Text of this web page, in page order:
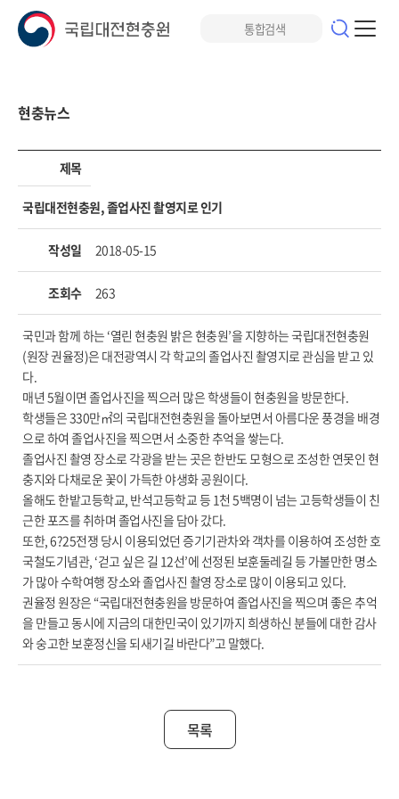
현충뉴스
제목
국립대전현충원, 졸업사진 촬영지로 인기
작성일 2018-05-15
조회수 263
국민과 함께 하는 ‘열린 현충원 밝은 현충원’을 지향하는 국립대전현충원
(원장 권율정)은 대전광역시 각 학교의 졸업사진 촬영지로 관심을 받고 있
다.
매년 5월이면 졸업사진을 찍으러 많은 학생들이 현충원을 방문한다.
학생들은 330만㎡의 국립대전현충원을 돌아보면서 아름다운 풍경을 배경
으로 하여 졸업사진을 찍으면서 소중한 추억을 쌓는다.
졸업사진 촬영 장소로 각광을 받는 곳은 한반도 모형으로 조성한 연못인 현
충지와 다채로운 꽃이 가득한 야생화 공원이다.
올해도 한밭고등학교, 반석고등학교 등 1천 5백명이 넘는 고등학생들이 친
근한 포즈를 취하며 졸업사진을 담아 갔다.
또한, 6?25전쟁 당시 이용되었던 증기기관차와 객차를 이용하여 조성한 호
국철도기념관, ‘걷고 싶은 길 12선’에 선정된 보훈둘레길 등 가볼만한 명소
가 많아 수학여행 장소와 졸업사진 촬영 장소로 많이 이용되고 있다.
권율정 원장은 “국립대전현충원을 방문하여 졸업사진을 찍으며 좋은 추억
을 만들고 동시에 지금의 대한민국이 있기까지 희생하신 분들에 대한 감사
와 숭고한 보훈정신을 되새기길 바란다”고 말했다.
목록